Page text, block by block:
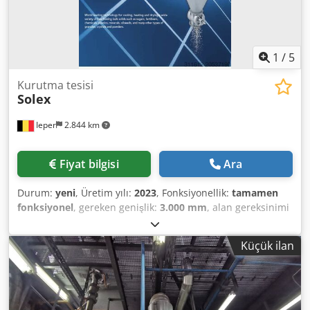
1 / 5
Ieper 2.844 km
Kurutma tesisi
Solex
Fiyat bilgisi Ara
Durum: yeni, Üretim yılı: 2023, Fonksiyonellik: tamamen
fonksiyonel, gereken genişlik: 3.000 mm, alan gereksinimi
, gereken yükseklik:
soğutucu/kurutucu/koşullandırıcı. Yükseklik: 18 metre,
tamamen paslanmaz çelik 316'dan üretilmiştir. Gıda, gübre
ve plastik granüllerinin soğutulması, kurutulması ve
koşullandırılması için tasarlanmıştır. Kapasite: saatte 18
ton. Dsdpfjxw D Nhjx Acweck
Küçük ilan